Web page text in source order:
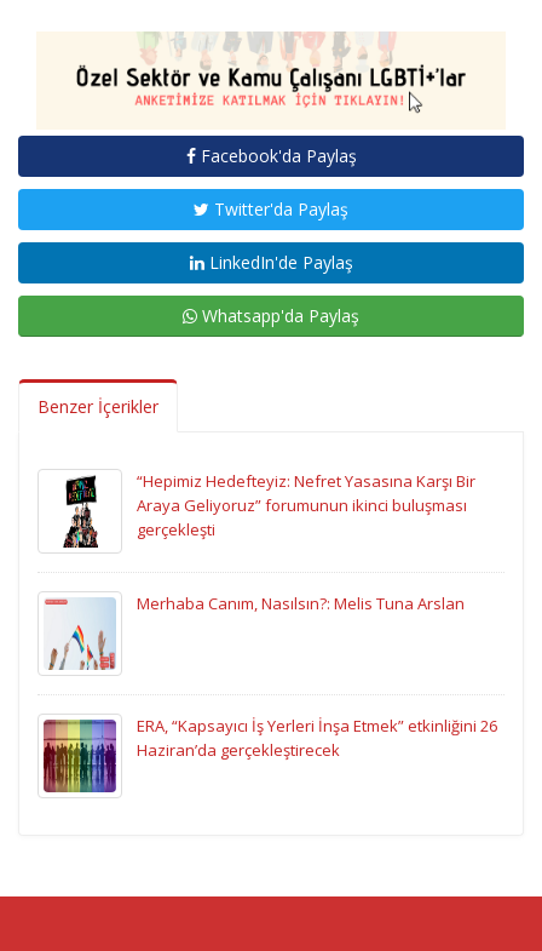
Facebook'da Paylaş
Twitter'da Paylaş
LinkedIn'de Paylaş
Whatsapp'da Paylaş
Benzer İçerikler
“Hepimiz Hedefteyiz: Nefret Yasasına Karşı Bir
Araya Geliyoruz” forumunun ikinci buluşması
gerçekleşti
Merhaba Canım, Nasılsın?: Melis Tuna Arslan
ERA, “Kapsayıcı İş Yerleri İnşa Etmek” etkinliğini 26
Haziran’da gerçekleştirecek